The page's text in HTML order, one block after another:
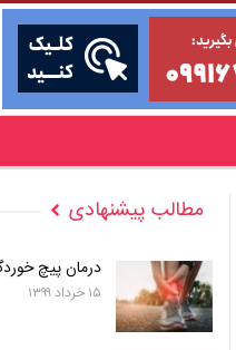
مطالب پیشنهادی
درمان پیچ
۱۵ خرداد ۱۳۹۹